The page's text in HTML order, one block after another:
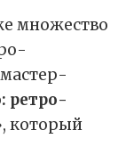
множество
ретро-
, который